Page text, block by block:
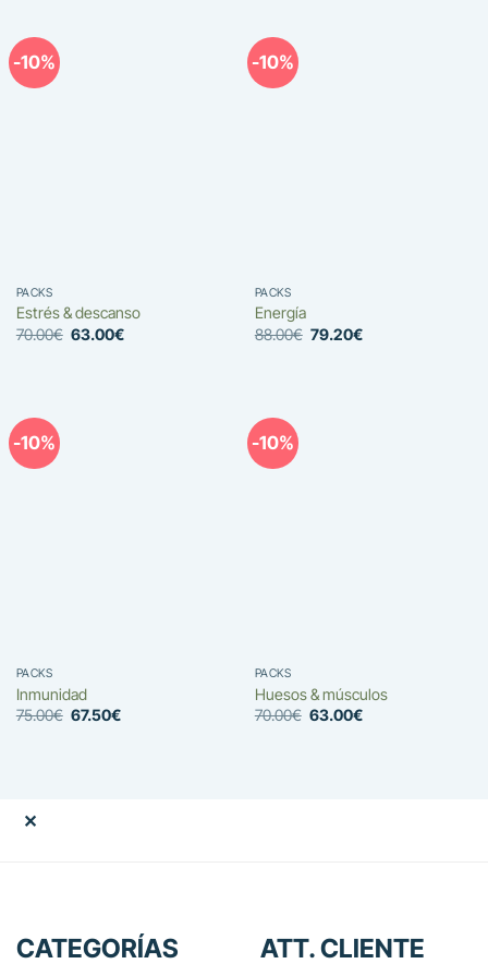
-10%
PACKS
Estrés & descanso
70.00€ El
63.00€El
-10%
PACKS
Energía
88.00€ El
79.20€El
-10%
PACKS
Inmunidad
75.00€ El
67.50€El
-10%
PACKS
Huesos & músculos
70.00€ El
63.00€El
✕
CATEGORÍAS ATT. CLIENTE